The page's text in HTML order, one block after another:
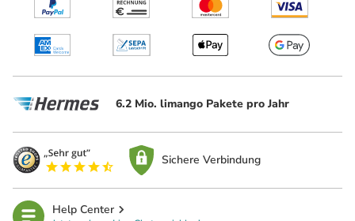
6.2 Mio. limango Pakete pro Jahr
Sichere Verbindung
Help Center